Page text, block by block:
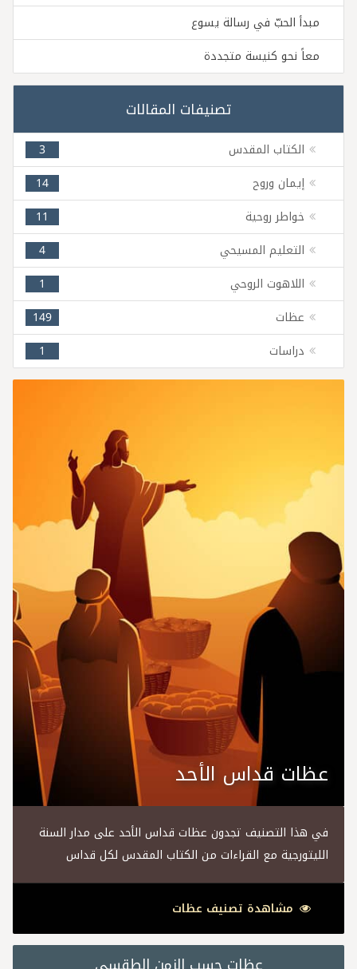
مبدأ الحبّ في رسالة يسوع
معاً نحو كنيسة متجددة
تصنيفات المقالات
الكتاب المقدس
3
إيمان وروح
14
خواطر روحية
11
التعليم المسيحي
4
اللاهوت الروحي
1
عظات
149
دراسات
1
عظات قداس الأحد
في هذا التصنيف تجدون عظات قداس الأحد على مدار السنة
الليتورجية مع القراءات من الكتاب المقدس لكل قداس